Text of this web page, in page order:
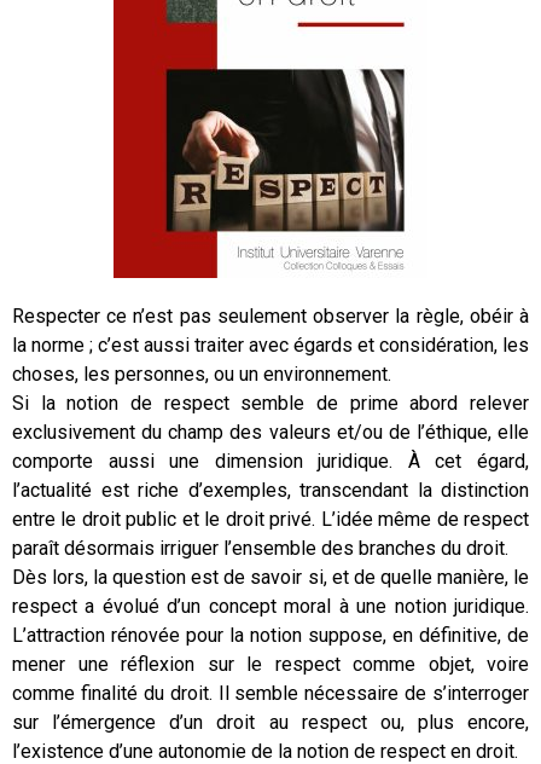
Respecter ce n’est pas seulement observer la règle, obéir à
la norme ; c’est aussi traiter avec égards et considération, les
choses, les personnes, ou un environnement.
Si la notion de respect semble de prime abord relever
exclusivement du champ des valeurs et/ou de l’éthique, elle
comporte aussi une dimension juridique. À cet égard,
l’actualité est riche d’exemples, transcendant la distinction
entre le droit public et le droit privé. L’idée même de respect
paraît désormais irriguer l’ensemble des branches du droit.
Dès lors, la question est de savoir si, et de quelle manière, le
respect a évolué d’un concept moral à une notion juridique.
L’attraction rénovée pour la notion suppose, en définitive, de
mener une réflexion sur le respect comme objet, voire
comme finalité du droit. Il semble nécessaire de s’interroger
sur l’émergence d’un droit au respect ou, plus encore,
l’existence d’une autonomie de la notion de respect en droit.